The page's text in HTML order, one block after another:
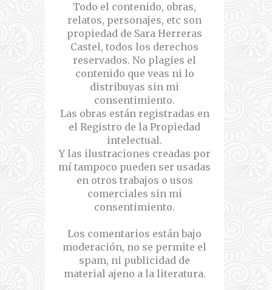
Todo el contenido, obras,
relatos, personajes, etc son
propiedad de Sara Herreras
Castel, todos los derechos
reservados. No plagies el
contenido que veas ni lo
distribuyas sin mi
consentimiento.
Las obras están registradas en
el Registro de la Propiedad
intelectual.
Y las ilustraciones creadas por
mí tampoco pueden ser usadas
en otros trabajos o usos
comerciales sin mi
consentimiento.
Los comentarios están bajo
moderación, no se permite el
spam, ni publicidad de
material ajeno a la literatura.